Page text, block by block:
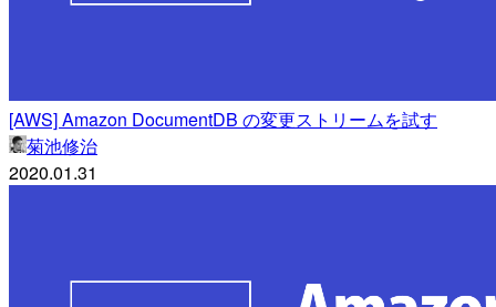
[AWS] Amazon DocumentDB の変更ストリームを試す
菊池修治
2020.01.31